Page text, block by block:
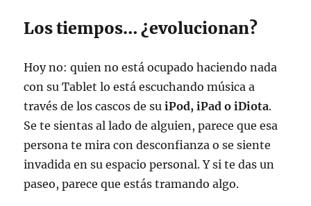
Los tiempos… ¿evolucionan?
Hoy no: quien no está ocupado haciendo nada
con su Tablet lo está escuchando música a
través de los cascos de suiPod, iPad o iDiota.
Se te sientas al lado de alguien, parece que esa
persona te mira con desconfianza o se siente
invadida en su espacio personal. Y si te das un
paseo, parece que estás tramando algo.